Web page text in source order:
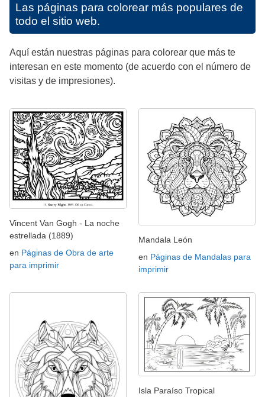
Las páginas para colorear más populares de
todo el sitio web.
Aquí están nuestras páginas para colorear que más te
interesan en este momento (de acuerdo con el número de
visitas y de impresiones).
Vincent Van Gogh - La noche
estrellada (1889)
en Páginas de Obra de arte
para imprimir
Mandala León
en Páginas de Mandalas para
imprimir
Isla Paraíso Tropical